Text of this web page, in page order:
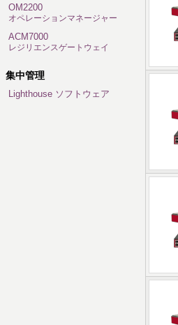
OM2200
オペレーションマネージャー
ACM7000
レジリエンスゲートウェイ
集中管理
Lighthouse ソフトウェア